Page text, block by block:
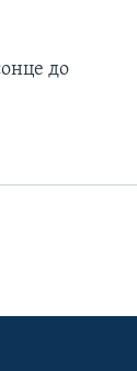
до